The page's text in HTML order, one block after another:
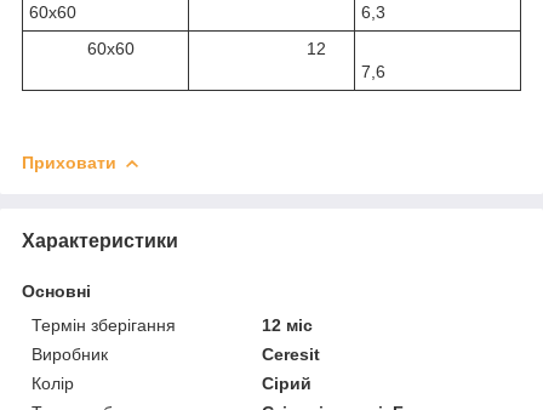
60х60
6,3
60х60
12
7,6
Приховати
Характеристики
Основні
Термін зберігання
12 міс
Виробник
Ceresit
Колір
Сірий